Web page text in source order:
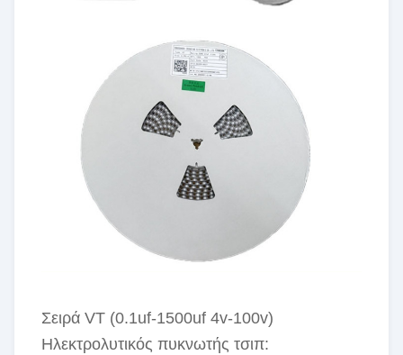
Σειρά VT (0.1uf-1500uf 4v-100v)
Ηλεκτρολυτικός πυκνωτής τσιπ: